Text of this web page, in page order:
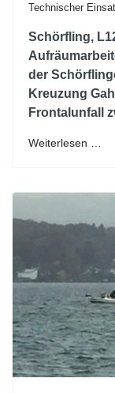
Technischer
Schörfling,
der
Kreuzung
Frontalunfall
Weiterlesen …